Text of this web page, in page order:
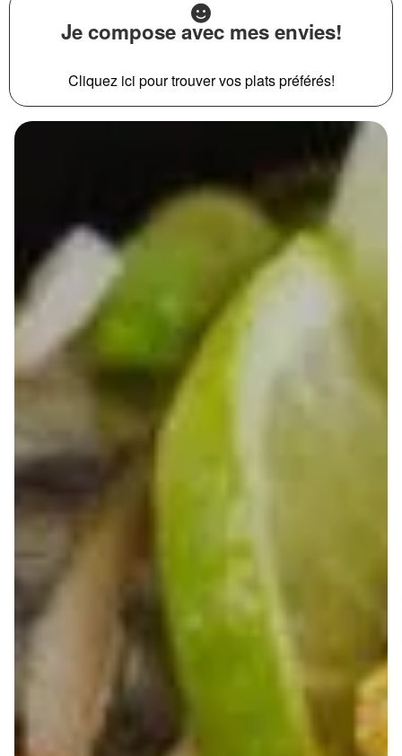
Je compose avec mes envies!
Cliquez ici pour trouver vos plats préférés!